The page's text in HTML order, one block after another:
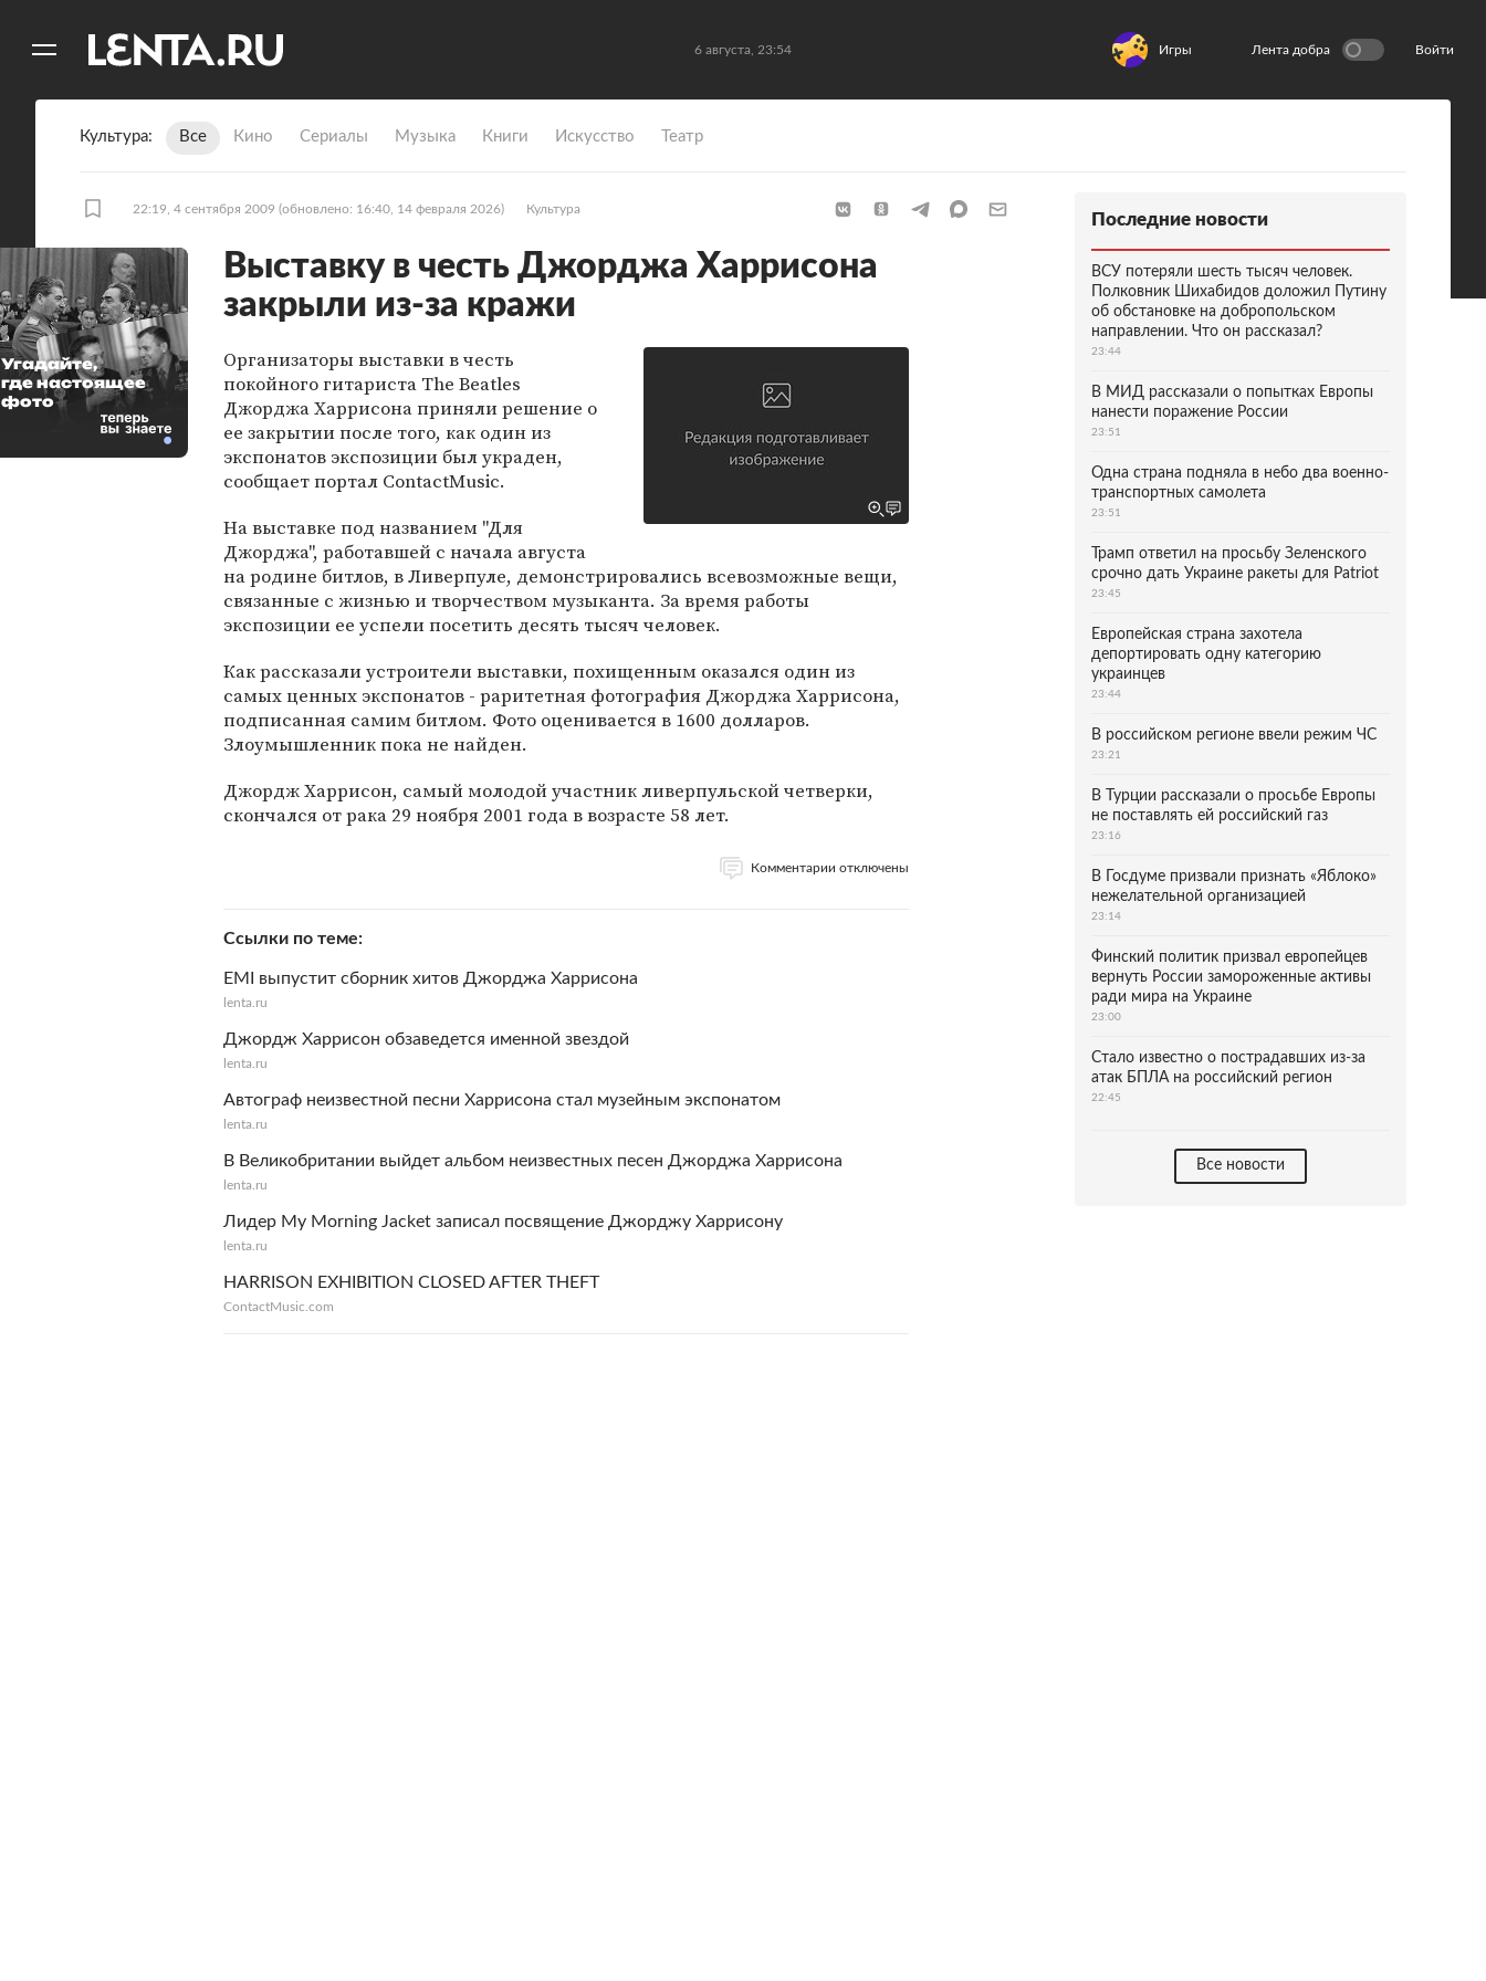
6 августа, 23:54 Игры Лента добра Войти
Культура Все Кино Сериалы Музыка Книги Искусство Театр
22:19, 4 сентября 2009 (обновлено: 16:40, 14 февраля 2026) Культура
Выставку в честь Джорджа Харрисона
закрыли из-за кражи
Организаторы выставки в честь
покойного гитариста The Beatles
Джорджа Харрисона приняли решение о
ее закрытии после того, как один из
экспонатов экспозиции был украден,
сообщает портал ContactMusic.
На выставке под названием "Для
Джорджа", работавшей с начала августа
на родине битлов, в Ливерпуле, демонстрировались всевозможные вещи,
связанные с жизнью и творчеством музыканта. За время работы
экспозиции ее успели посетить десять тысяч человек.
Как рассказали устроители выставки, похищенным оказался один из
самых ценных экспонатов - раритетная фотография Джорджа Харрисона,
подписанная самим битлом. Фото оценивается в 1600 долларов.
Злоумышленник пока не найден.
Джордж Харрисон, самый молодой участник ливерпульской четверки,
скончался от рака 29 ноября 2001 года в возрасте 58 лет.
Комментарии отключены
Ссылки по теме
EMI выпустит сборник хитов Джорджа Харрисона
lenta.ru
Джордж Харрисон обзаведется именной звездой
lenta.ru
Автограф неизвестной песни Харрисона стал музейным экспонатом
lenta.ru
В Великобритании выйдет альбом неизвестных песен Джорджа Харрисона
lenta.ru
Лидер My Morning Jacket записал посвящение Джорджу Харрисону
lenta.ru
HARRISON EXHIBITION CLOSED AFTER THEFT
ContactMusic.com
Угадайте,
где настоящее
фото
Последние новости
ВСУ потеряли шесть тысяч человек.
Полковник Шихабидов доложил Путину
об обстановке на добропольском
направлении. Что он рассказал?
23:44
В МИД рассказали о попытках Европы
нанести поражение России
23:51
Одна страна подняла в небо два военно-
транспортных самолета
23:51
Трамп ответил на просьбу Зеленского
срочно дать Украине ракеты для Patriot
23:45
Европейская страна захотела
депортировать одну категорию
украинцев
23:44
В российском регионе ввели режим ЧС
23:21
В Турции рассказали о просьбе Европы
не поставлять ей российский газ
23:16
В Госдуме призвали признать «Яблоко»
нежелательной организацией
23:14
Финский политик призвал европейцев
вернуть России замороженные активы
ради мира на Украине
23:00
Стало известно о пострадавших из-за
атак БПЛА на российский регион
22:45
Все новости